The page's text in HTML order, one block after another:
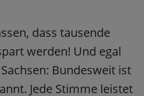
dass tausende
werden! Und egal
Bundesweit ist
Jede Stimme leistet